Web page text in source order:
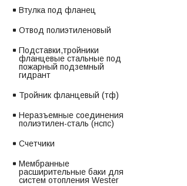
Втулка под фланец
Отвод полиэтиленовый
Подставки,тройники
фланцевые стальные под
пожарный подземный
гидрант
Тройник фланцевый (тф)
Неразъемные соединения
полиэтилен-сталь (нспс)
Счетчики
Мембранные
расширительные баки для
систем отопления Wester